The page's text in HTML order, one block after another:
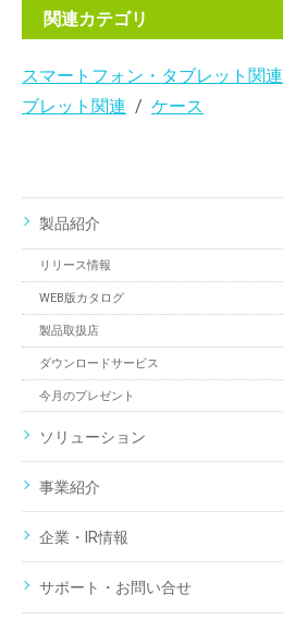
関連カテゴリ
スマートフォン・タブレット関連
ブレット関連
ケース
製品紹介
リリース情報
WEB版カタログ
製品取扱店
ダウンロードサービス
今月のプレゼント
ソリューション
事業紹介
企業・IR情報
サポート・お問い合せ